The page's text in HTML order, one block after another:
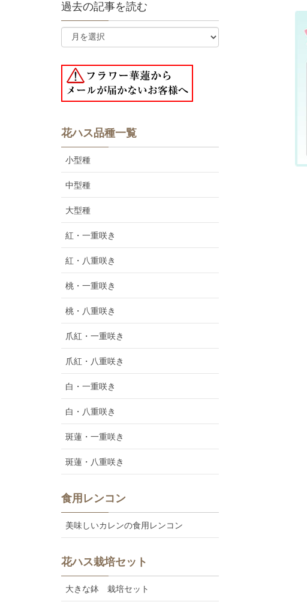
過去の記事を読む
花ハス品種一覧
小型種
中型種
大型種
紅・一重咲き
紅・八重咲き
桃・一重咲き
桃・八重咲き
爪紅・一重咲き
爪紅・八重咲き
白・一重咲き
白・八重咲き
斑蓮・一重咲き
斑蓮・八重咲き
食用レンコン
美味しいカレンの食用レンコン
花ハス栽培セット
大きな鉢 栽培セット